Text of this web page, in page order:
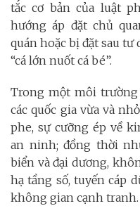
tắc cơ bản của luật
hướng áp đặt chủ
quán hoặc bị đặt sau
“cá lớn nuốt cá bé”.
Trong một môi trường
các quốc gia vừa và
phe, sự cưỡng ép về
an ninh; đồng thời
biển và đại dương,
hạ tầng số, tuyến cáp
không gian cạnh tranh.